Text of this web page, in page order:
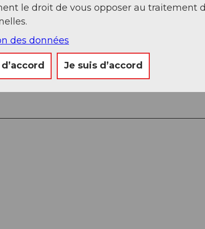
- Klingenstock 1935 m - Rot Turm 1852 m
1922 m - Stoos 1300 m
le droit de vous opposer au traitement
des données
Je suis d’accord